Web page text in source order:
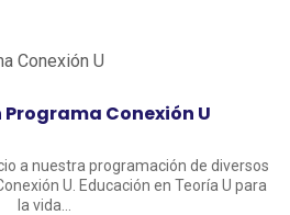
Conexión U
a nuestra programación de diversos
U. Educación en Teoría U para
la vida...